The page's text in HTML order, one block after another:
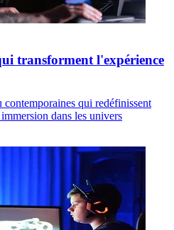
transforment l'expérience
qui redéfinissent
dans les univers